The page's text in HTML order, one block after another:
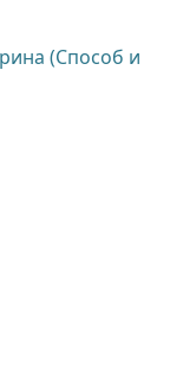
(Способ и